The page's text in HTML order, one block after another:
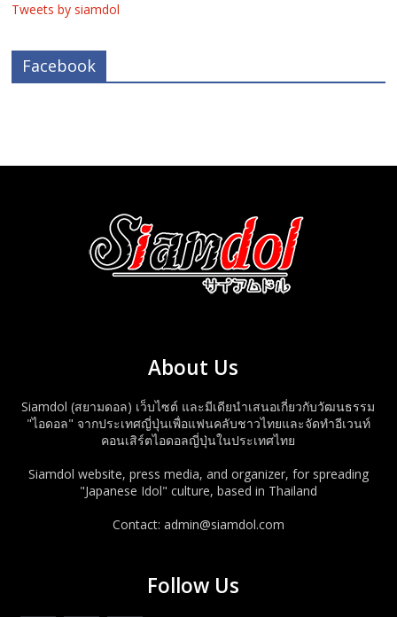
Tweets by siamdol
Facebook
About Us
Siamdol (สยามดอล) เว็บไซต์ และมีเดียนำเสนอเกี่ยวกับวัฒนธรรม
"ไอดอล" จากประเทศญี่ปุ่นเพื่อแฟนคลับชาวไทยและจัดทำอีเวนท์
คอนเสิร์ตไอดอลญี่ปุ่นในประเทศไทย
Siamdol website, press media, and organizer, for spreading
"Japanese Idol" culture, based in Thailand
Contact: admin@siamdol.com
Follow Us